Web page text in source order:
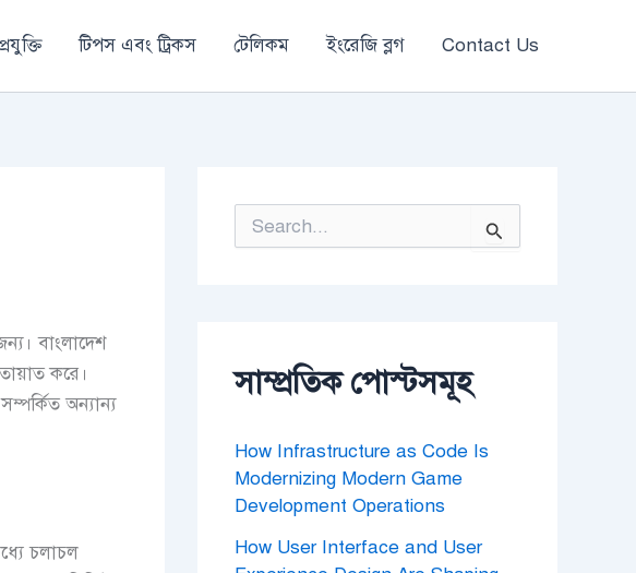
টিপস এবং ট্রিকস টেলিকম ইংরেজি ব্লগ Contact Us
বাংলাদেশ
করে।
অন্যান্য
চলাচল
rসাম্প্রতিক পোস্টসমূহ
How Infrastructure as Code Is
Modernizing Modern Game
Development Operations
How User Interface and User